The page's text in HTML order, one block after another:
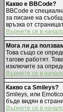
Какво е BBCode?
BBCode е
за писане на
връзка от
Върнете се в
Мога ли да
Това също се
тагове работят.
изключите за
Върнете се в
Какво са Smileys?
Smileys, или
бъде видян в
Върнете се в